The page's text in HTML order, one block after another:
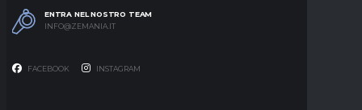
ENTRA NEL NOSTRO TEAM
INFO@ZEMANIA.IT
FACEBOOK INSTAGRAM